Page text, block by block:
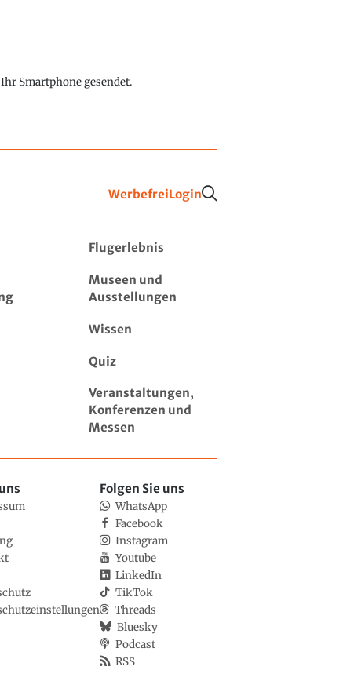
Smartphone gesendet.
WerbefreiLogin
Flugerlebnis
Museen und
Ausstellungen
Wissen
Quiz
Veranstaltungen,
Konferenzen und
Messen
Folgen Sie uns
WhatsApp
Facebook
Instagram
Youtube
LinkedIn
TikTok
Threads
Bluesky
Podcast
RSS